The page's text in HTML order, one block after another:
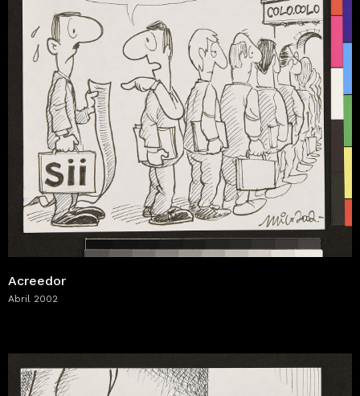
Acreedor
Abril 2002